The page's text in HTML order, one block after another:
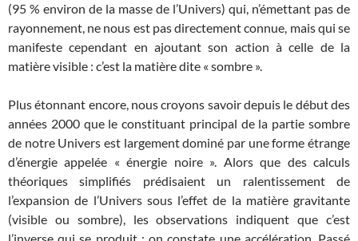
(95 % environ de la masse de l’Univers) qui, n’émettant pas de
rayonnement, ne nous est pas directement connue, mais qui se
manifeste cependant en ajoutant son action à celle de la
matière visible : c’est la matière dite « sombre ».
Plus étonnant encore, nous croyons savoir depuis le début des
années 2000 que le constituant principal de la partie sombre
de notre Univers est largement dominé par une forme étrange
d’énergie appelée « énergie noire ». Alors que des calculs
théoriques simplifiés prédisaient un ralentissement de
l’expansion de l’Univers sous l’effet de la matière gravitante
(visible ou sombre), les observations indiquent que c’est